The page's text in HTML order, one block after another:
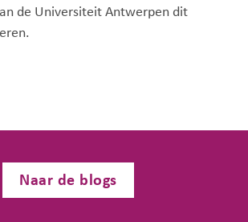
de Universiteit Antwerpen dit
Naar de blogs